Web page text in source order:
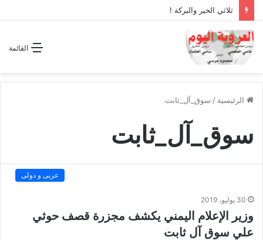
ثلاثي الخير والبركة !
القائمة
الرئيسية / سوق_آل_ثابت
سوق_آل_ثابت
عربى و دولى
30 يوليو، 2019
وزير الإعلام اليمني يكشف مجزرة قصف حوثي
علي سوق آل ثابت